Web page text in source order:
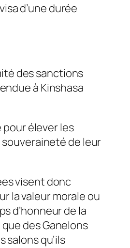
d’une durée
des sanctions
à Kinshasa
élever les
de leur
visent donc
la valeur morale ou
d’honneur de la
des Ganelons
qu’ils